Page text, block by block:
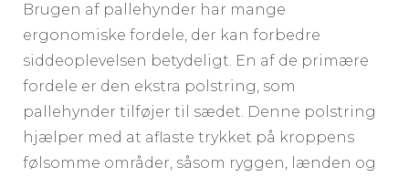
Brugen af pallehynder har mange
ergonomiske fordele, der kan forbedre
siddeoplevelsen betydeligt. En af de primære
fordele er den ekstra polstring, som
pallehynder tilføjer til sædet. Denne polstring
hjælper med at aflaste trykket på kroppens
følsomme områder, såsom ryggen, lænden og